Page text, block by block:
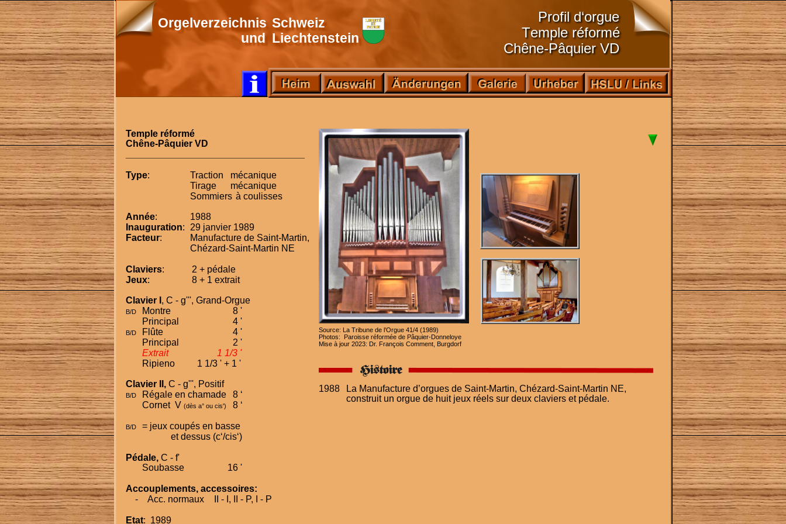
Temple réformé
Chêne-Pâquier VD
Type: Traction
mécanique
Tirage
mécanique
Sommiers à coulisses
Année:
1988
Inauguration:
29 janvier 1989
Facteur:
Manufacture de Saint-Martin,
Chézard-Saint-Martin NE
Claviers:
2 + pédale
Jeux: 8 + 1 extrait
Clavier I , C - g''', Grand-Orgue
B/D Montre
8 '
Principal
4 '
B/D Flûte
4 '
Principal
2 '
Extrait
1 1/3 '
Ripieno
1 1/3 ' + 1 '
Clavier II, C - g''', Positif
B/D Régale en chamade
8 ‘
Cornet  V (dès a° ou cis') 8 ‘
B/D
= jeux coupés en basse
et dessus (c‘/cis‘)
Pédale, C - f'
Soubasse
16 '
Accouplements, accessoires:
    -
Acc. normaux II - I, II - P, I - P
Etat:  1989
1988
La Manufacture d’orgues de Saint-Martin, Chézard-Saint-Martin NE,
construit un orgue de huit jeux réels sur deux claviers et pédale.
Source: La Tribune de l’Orgue 41/4 (1989)
Photos:  Paroisse réformée de Pâquier-Donneloye
Mise à jour 2023: Dr. François Comment, Burgdorf
Orgelverzeichnis Schweiz
und Liechtenstein
Profil d‘orgue
Temple réformé
Chêne-Pâquier VD